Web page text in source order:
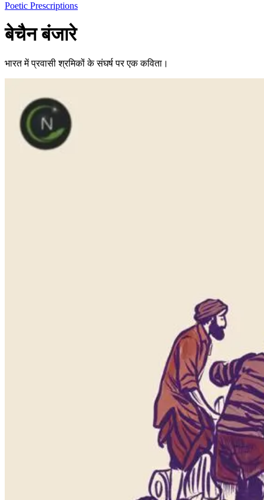
Poetic Prescriptions
बेचैन बंजारे
भारत में प्रवासी श्रमिकों के संघर्ष पर एक कविता।